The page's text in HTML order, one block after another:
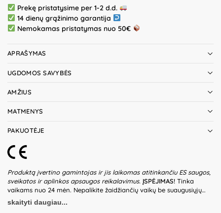
Prekę pristatysime per 1-2 d.d.
14 dienų grąžinimo garantija
Nemokamas pristatymas nuo 50€
APRAŠYMAS
UGDOMOS SAVYBĖS
AMŽIUS
MATMENYS
PAKUOTĖJE
Produktą įvertino gamintojas ir jis laikomas atitinkančiu ES saugos,
sveikatos ir aplinkos apsaugos reikalavimus. ĮSPĖJIMAS! Tinka
vaikams nuo 24 mėn. Nepalikite žaidžiančių vaikų be suaugusiųjų
priežiūros. Prieš naudodami žaislą patikrinkite žaislo ir detalių būklę.
Nenaudokite žaislo, jeigu kuri nors iš dalių yra pažeista. Pakuotė
skaityti daugiau...